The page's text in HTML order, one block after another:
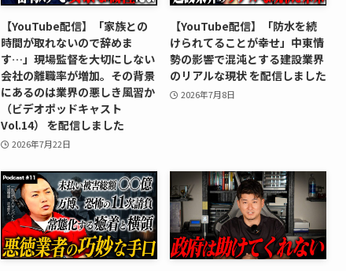
【YouTube配信】「家族との
時間が取れないので辞めま
す…」現場監督を大切にしない
会社の離職率が増加。その背景
にあるのは業界の悪しき風習か
（ビデオポッドキャスト
Vol.14） を配信しました
2026年7月22日
【YouTube配信】「防水を続
けられてることが幸せ」中東情
勢の影響で混沌とする建設業界
のリアルな現状 を配信しました
2026年7月8日